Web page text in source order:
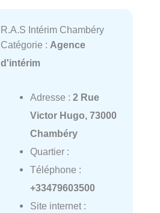
R.A.S Intérim Chambéry
Catégorie : Agence
d'intérim
Adresse : 2 Rue
Victor Hugo, 73000
Chambéry
Quartier :
Téléphone :
+33479603500
Site internet :